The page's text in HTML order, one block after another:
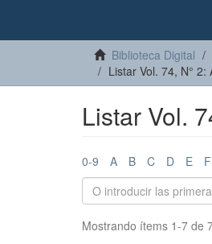
Biblioteca Digital
Listar Vol. 74, N°
Listar Vol.
0-9 A B C D E F
Mostrando ítems 1-7 de